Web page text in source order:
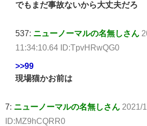
でもまだ事故ないから大丈夫だろ
537: ニューノーマルの名無しさん
11:34:10.64 ID:TpvHRwQG0
>>99
現場猫かお前は
7: ニューノーマルの名無しさん 2021/
ID:MZ9hCQRR0